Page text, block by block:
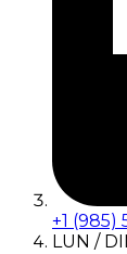
+1 (985)
LUN /